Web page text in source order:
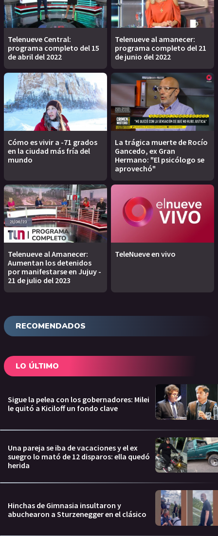
Telenueve Central:
programa completo del 15
de abril del 2022
Telenueve al amanecer:
programa completo del 21
de junio del 2022
Cómo es vivir a -71 grados
en la ciudad más fría del
mundo
La trágica muerte de Rocío
Gancedo, ex Gran
Hermano: "El psicólogo se
aprovechó"
Telenueve al Amanecer:
Aumentan los detenidos
por manifestarse en Jujuy -
21 de julio del 2023
TeleNueve en vivo
RECOMENDADOS
LO ÚLTIMO
Sigue la pelea con los gobernadores: Milei
le quitó a Kiciloff un fondo clave
Una pareja se iba de vacaciones y el ex
suegro lo mató de 12 disparos: ella quedó
herida
Hinchas de Gimnasia insultaron y
abuchearon a Sturzenegger en el clásico